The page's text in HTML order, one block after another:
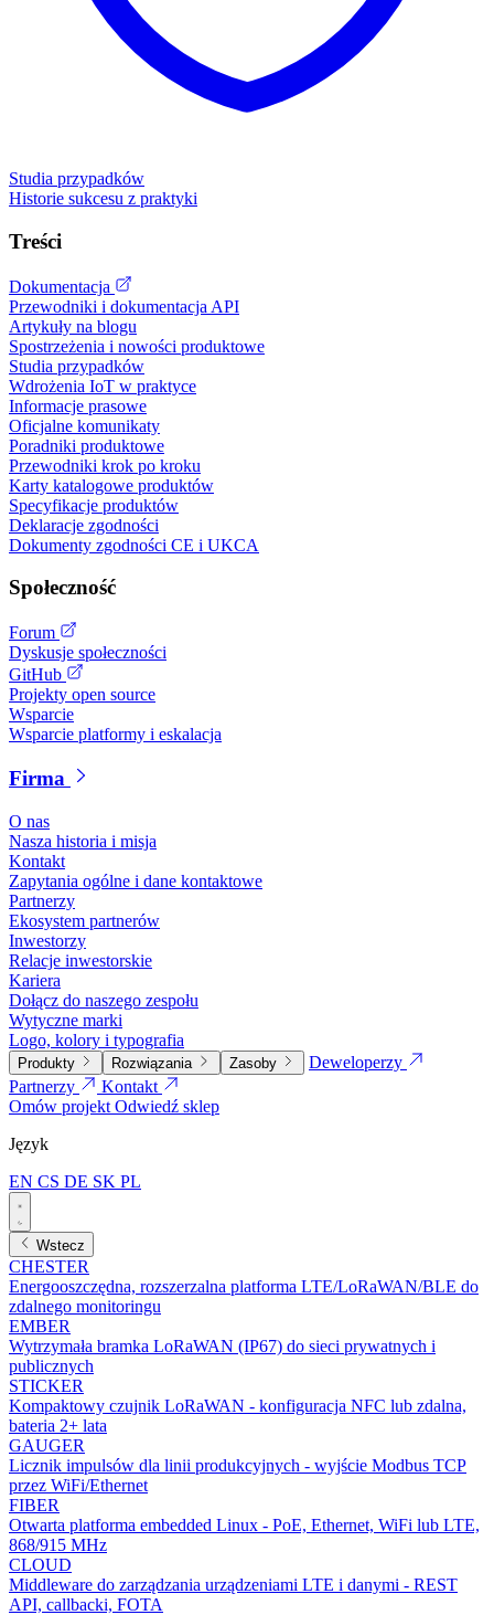
Studia przypadków
Historie sukcesu z praktyki
Treści
Dokumentacja
Przewodniki i dokumentacja API
Artykuły na blogu
Spostrzeżenia i nowości produktowe
Studia przypadków
Wdrożenia IoT w praktyce
Informacje prasowe
Oficjalne komunikaty
Poradniki produktowe
Przewodniki krok po kroku
Karty katalogowe produktów
Specyfikacje produktów
Deklaracje zgodności
Dokumenty zgodności CE i UKCA
Społeczność
Forum
Dyskusje społeczności
GitHub
Projekty open source
Wsparcie
Wsparcie platformy i eskalacja
Firma
O nas
Nasza historia i misja
Kontakt
Zapytania ogólne i dane kontaktowe
Partnerzy
Ekosystem partnerów
Inwestorzy
Relacje inwestorskie
Kariera
Dołącz do naszego zespołu
Wytyczne marki
Logo, kolory i typografia
Produkty Rozwiązania Zasoby
Deweloperzy
Partnerzy
Kontakt
Omów projektOdwiedź sklep
Język
EN CS DE SK PL
Wstecz
CHESTER
Energooszczędna, rozszerzalna platforma LTE/LoRaWAN/BLE do
zdalnego monitoringu
EMBER
Wytrzymała bramka LoRaWAN (IP67) do sieci prywatnych i
publicznych
STICKER
Kompaktowy czujnik LoRaWAN - konfiguracja NFC lub zdalna,
bateria 2+ lata
GAUGER
Licznik impulsów dla linii produkcyjnych - wyjście Modbus TCP
przez WiFi/Ethernet
FIBER
Otwarta platforma embedded Linux - PoE, Ethernet, WiFi lub LTE,
868/915 MHz
CLOUD
Middleware do zarządzania urządzeniami LTE i danymi - REST
API, callbacki, FOTA